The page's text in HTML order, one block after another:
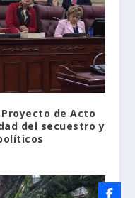
de Acto
del secuestro y